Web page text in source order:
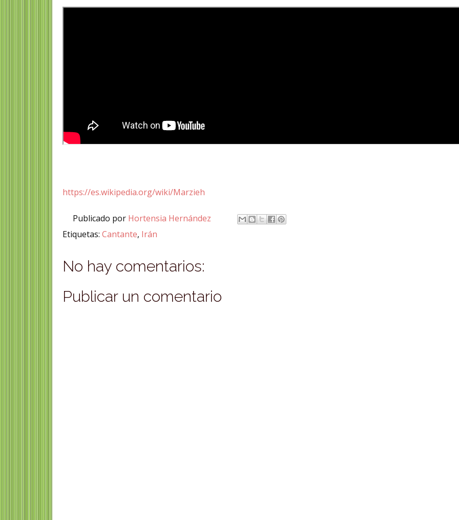
https://es.wikipedia.org/wiki/Marzieh
Publicado por Hortensia Hernández
Etiquetas:Cantante, Irán
No hay comentarios:
Publicar un comentario